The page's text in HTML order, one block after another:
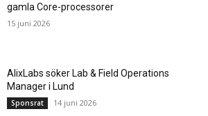
gamla Core-processorer
15 juni 2026
AlixLabs söker Lab & Field Operations
Manager i Lund
Sponsrat 14 juni 2026